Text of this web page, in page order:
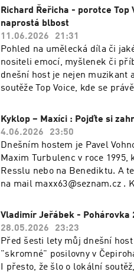
orientálních kostýmů. Vše
novou kolekci nejen pro
kostým? Proč se tak třpytí?
dozvíte v dnešním rozhovoru s
Richard Řeřicha - porotce
naprostá blbost
11.06.2026
21:31
Pohled na umělecká díla či
nositeli emocí, myšlenek či
dnešní host je nejen muzikant
soutěže Top Voice, kde se
nepodstatný. Dnešní rozhovor
soutěží. Jak je vnímají nejen
řadě jejich rodiče. Jak důležitý
o zpěv, a jak šetrně sdělit
Nejen o tom bude řeč v
Kyklop – Maxíci : Pojďte si
4.06.2026
23:50
Dnešním hostem je Pavel
Maxim Turbulenc v roce 1995,
Resslu nebo na Benediktu. A
na mail maxx63@seznam.cz .
na koncerty Maxíků? Co
dozvíte v rozhovoru s
https://youtu.be/AzNPSy-
Lopatou - Kamioňák: https://
si=19Be8kdMrVv_y7NdMaxíci
Vladimír Jeřábek - Pohárovka
28.05.2026
23:23
Před šesti lety můj dnešní
"skromné" posilovny v
I přesto, že šlo o lokální